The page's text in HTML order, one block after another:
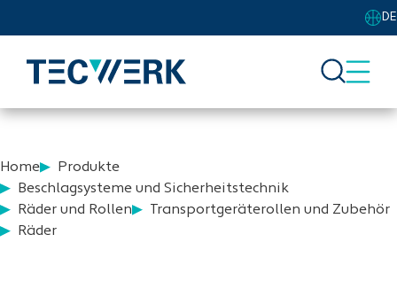
DE
Home
Produkte
Beschlagsysteme und Sicherheitstechnik
Räder und Rollen
Transportgeräterollen und Zubehör
Räder